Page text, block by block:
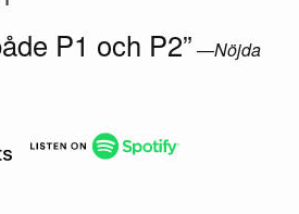
P1 och P2” —Nöjda